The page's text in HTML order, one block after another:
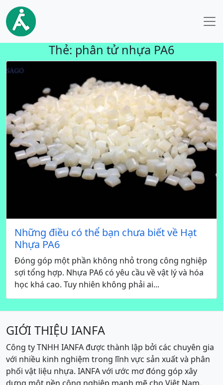
Thẻ: phân tử nhựa PA6
Những điều có thể bạn chưa biết về Hạt
Nhựa PA6
Đóng góp một phần không nhỏ trong công nghiệp
sợi tổng hợp. Nhựa PA6 có yêu cầu về vật lý và hóa
học khá cao. Tuy nhiên không phải ai...
GIỚI THIỆU IANFA
Công ty TNHH IANFA được thành lập bởi các chuyên gia
với nhiều kinh nghiệm trong lĩnh vực sản xuất và phân
phối vật liệu nhựa. IANFA với ước mơ đóng góp xây